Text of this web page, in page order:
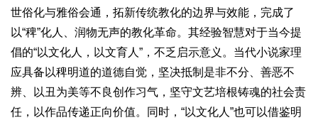
世俗化与雅俗会通，拓新传统教化的边界与效能，完成了
以“稗”化人、润物无声的教化革命。其经验智慧对于当今提
倡的“以文化人，以文育人”，不乏启示意义。当代小说家理
应具备以稗明道的道德自觉，坚决抵制是非不分、善恶不
辨、以丑为美等不良创作习气，坚守文艺培根铸魂的社会责
任，以作品传递正向价值。同时，“以文化人”也可以借鉴明